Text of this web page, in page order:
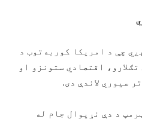
چې د امریکا کوربه‌توب د
اقتصادي ستونزو او
سیوري لاندې دی.
د دې نړیوال جام له